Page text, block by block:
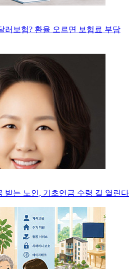
러보험? 환율 오르면 보험료 부담
받는 노인, 기초연금 수령 길 열린다